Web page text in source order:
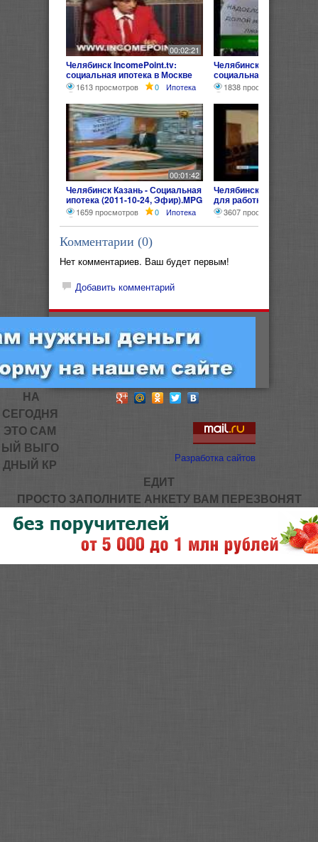
00:02:21
Челябинск IncomePoint.tv:
социальная ипотека в Москве
1613 просмотров 0 Ипотека
Челябинск ТНВ 13 02 14
социальная ипотека
1838 просмотров
00:01:42
Челябинск Казань - Социальная
ипотека (2011-10-24, Эфир).MPG
1659 просмотров 0 Ипотека
Челябинск Социальная
для работников
сфер3607 просмотров
Комментарии (0)
Нет комментариев. Ваш будет первым!
Добавить комментарий
Разработка сайтов
НА
СЕГОДНЯ
ЭТО САМ
ЫЙ ВЫГО
ДНЫЙ КР
ЕДИТ
ПРОСТО ЗАПОЛНИТЕ АНКЕТУ ВАМ ПЕРЕЗВОНЯТ